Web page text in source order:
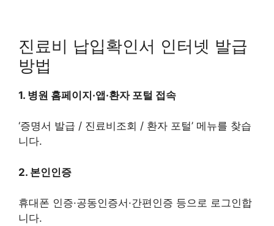
진료비 납입확인서 인터넷 발급
방법
1. 병원 홈페이지·앱·환자 포털 접속
‘증명서 발급 / 진료비조회 / 환자 포털’ 메뉴를 찾습
니다.
2. 본인인증
휴대폰 인증·공동인증서·간편인증 등으로 로그인합
니다.